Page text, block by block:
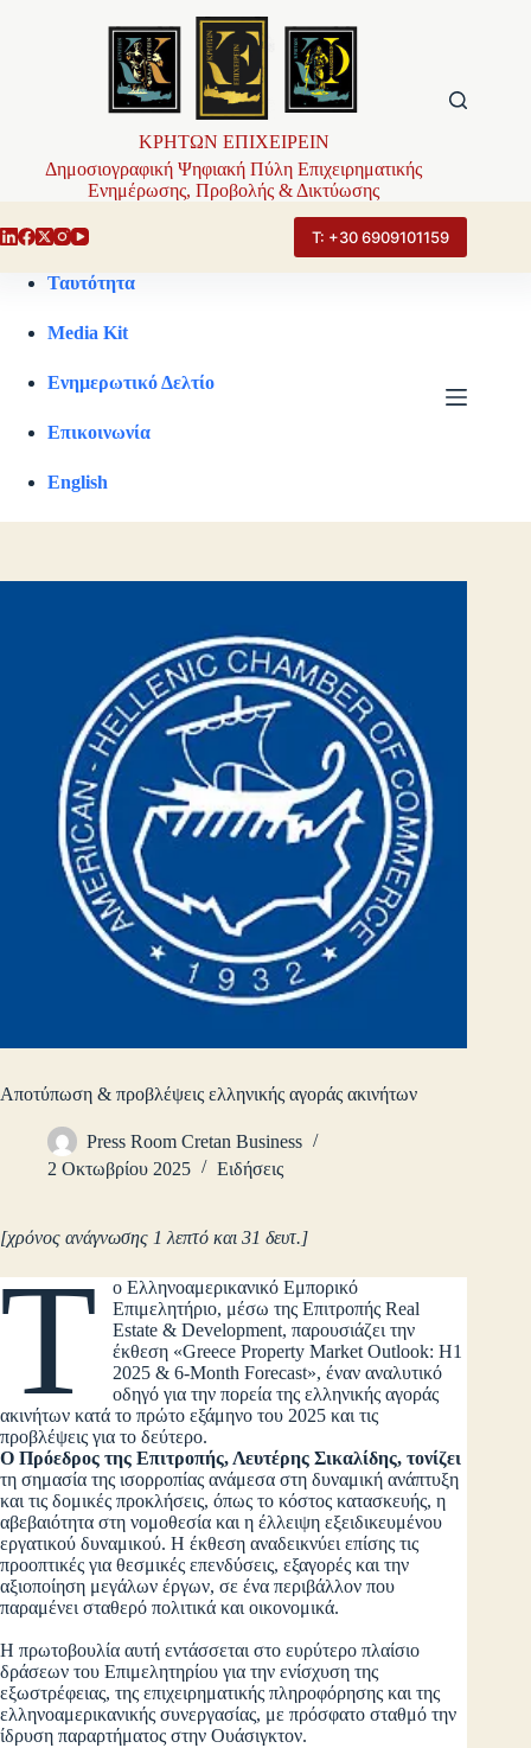
ΚΡΗΤΩΝ ΕΠΙΧΕΙΡΕΙΝ
Δημοσιογραφική Ψηφιακή Πύλη Επιχειρηματικής
Ενημέρωσης, Προβολής & Δικτύωσης
Τ: +30 6909101159
Ταυτότητα
Media Kit
Ενημερωτικό Δελτίο
Επικοινωνία
English
Αποτύπωση & προβλέψεις ελληνικής αγοράς ακινήτων
Press Room Cretan Business
2 Οκτωβρίου 2025
Ειδήσεις
[χρόνος ανάγνωσης 1 λεπτό και 31 δευτ.]
Τ
ο Ελληνοαμερικανικό Εμπορικό
Επιμελητήριο, μέσω της Επιτροπής Real
Estate & Development, παρουσιάζει την
έκθεση «Greece Property Market Outlook: H1
2025 & 6-Month Forecast», έναν αναλυτικό
οδηγό για την πορεία της ελληνικής αγοράς
ακινήτων κατά το πρώτο εξάμηνο του 2025 και τις
προβλέψεις για το δεύτερο.
Ο Πρόεδρος της Επιτροπής, Λευτέρης Σικαλίδης, τονίζει
τη σημασία της ισορροπίας ανάμεσα στη δυναμική ανάπτυξη
και τις δομικές προκλήσεις, όπως το κόστος κατασκευής, η
αβεβαιότητα στη νομοθεσία και η έλλειψη εξειδικευμένου
εργατικού δυναμικού. Η έκθεση αναδεικνύει επίσης τις
προοπτικές για θεσμικές επενδύσεις, εξαγορές και την
αξιοποίηση μεγάλων έργων, σε ένα περιβάλλον που
παραμένει σταθερό πολιτικά και οικονομικά.
Η πρωτοβουλία αυτή εντάσσεται στο ευρύτερο πλαίσιο
δράσεων του Επιμελητηρίου για την ενίσχυση της
εξωστρέφειας, της επιχειρηματικής πληροφόρησης και της
ελληνοαμερικανικής συνεργασίας, με πρόσφατο σταθμό την
ίδρυση παραρτήματος στην Ουάσιγκτον.